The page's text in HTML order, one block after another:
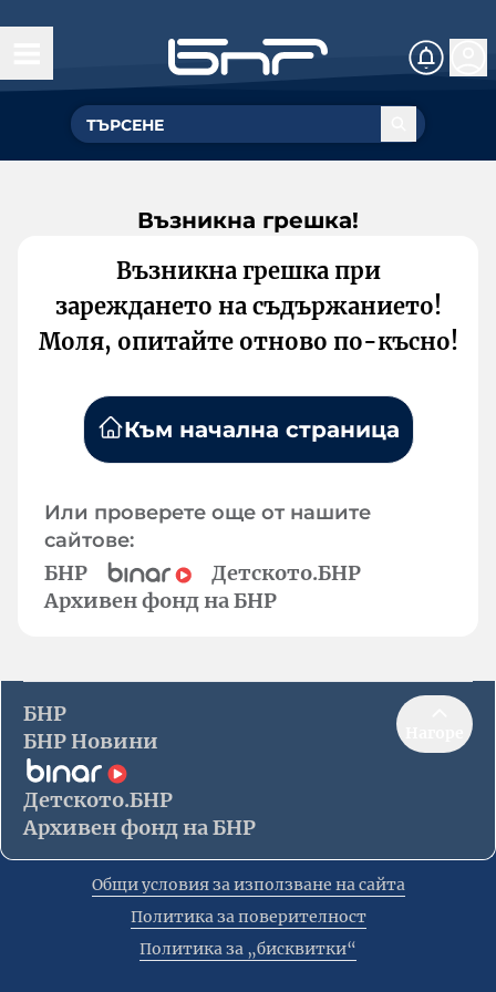
Възникна грешка!
Възникна грешка при
зареждането на съдържанието!
Моля, опитайте отново по-късно!
Към начална страница
Или проверете още от нашите
сайтове:
БНР
Детското.БНР
Архивен фонд на БНР
БНР
БНР Новини
Детското.БНР
Архивен фонд на БНР
Общи условия за използване на сайта
Политика за поверителност
Политика за „бисквитки“